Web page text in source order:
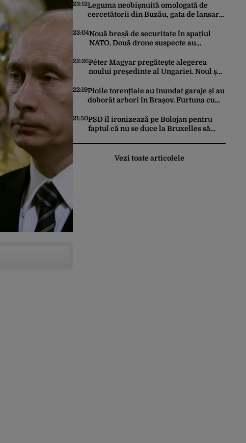
23:12Leguma neobișnuită omologată de
cercetătorii din Buzău, gata de lansare
unde provine soiul
23:04Nouă breșă de securitate în spațiul
NATO. Două drone suspecte au
22:26Péter Magyar pregătește alegerea
noului președinte al Ungariei. Noul șef
Parlament
22:19Ploile torențiale au inundat garaje și au
doborât arbori în Brașov. Furtuna cu
21:50PSD îl ironizează pe Bolojan pentru
faptul că nu se duce la Bruxelles să
afară translatorii”
Vezi toate articolele